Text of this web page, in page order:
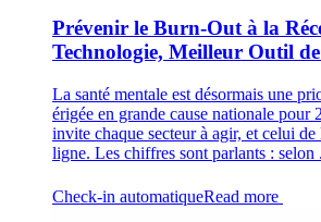
Prévenir le Burn-Out à la
Technologie, Meilleur Outil
La santé mentale est désormais une
érigée en grande cause nationale
invite chaque secteur à agir, et celui
ligne. Les chiffres sont parlants : selon
Check-in automatiqueRead more